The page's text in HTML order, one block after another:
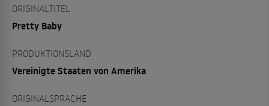
ORIGINALTITEL
Pretty Baby
PRODUKTIONSLAND
Vereinigte Staaten von Amerika
ORIGINALSPRACHE